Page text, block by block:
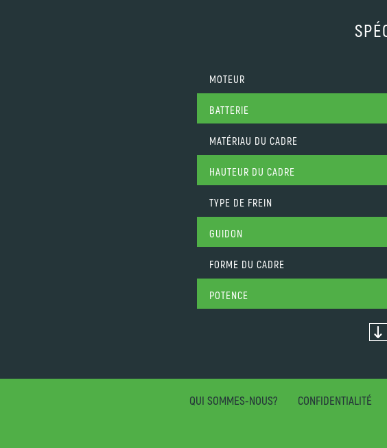
MOTEUR
BATTERIE
MATÉRIAU DU CADRE
HAUTEUR DU CADRE
TYPE DE FREIN
GUIDON
FORME DU CADRE
POTENCE
QUI SOMMES-NOUS? CONFIDENTIALITÉ